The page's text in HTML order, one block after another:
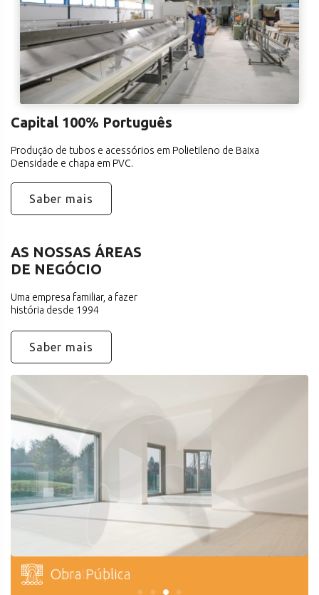
Capital 100% Português
Produção de tubos e acessórios em Polietileno de Baixa
Densidade e chapa em PVC.
Saber mais
AS NOSSAS ÁREAS
DE NEGÓCIO
Uma empresa familiar, a fazer
história desde 1994
Saber mais
Rega
Construção
Obra Pública
Captação de água